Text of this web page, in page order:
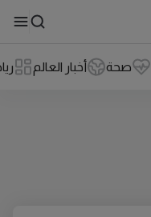
صحة أخبار العالم